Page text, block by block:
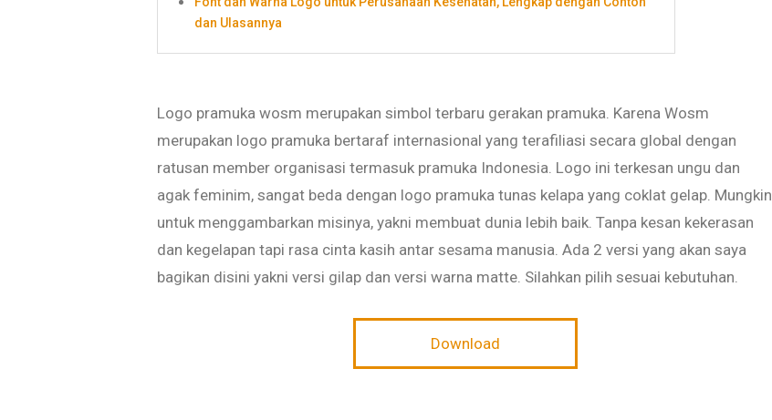
dan Ulasannya
Logo pramuka wosm merupakan simbol terbaru gerakan pramuka. Karena Wosm
merupakan logo pramuka bertaraf internasional yang terafiliasi secara global dengan
ratusan member organisasi termasuk pramuka Indonesia. Logo ini terkesan ungu dan
agak feminim, sangat beda dengan logo pramuka tunas kelapa yang coklat gelap. Mungkin
untuk menggambarkan misinya, yakni membuat dunia lebih baik. Tanpa kesan kekerasan
dan kegelapan tapi rasa cinta kasih antar sesama manusia. Ada 2 versi yang akan saya
bagikan disini yakni versi gilap dan versi warna matte. Silahkan pilih sesuai kebutuhan.
Download